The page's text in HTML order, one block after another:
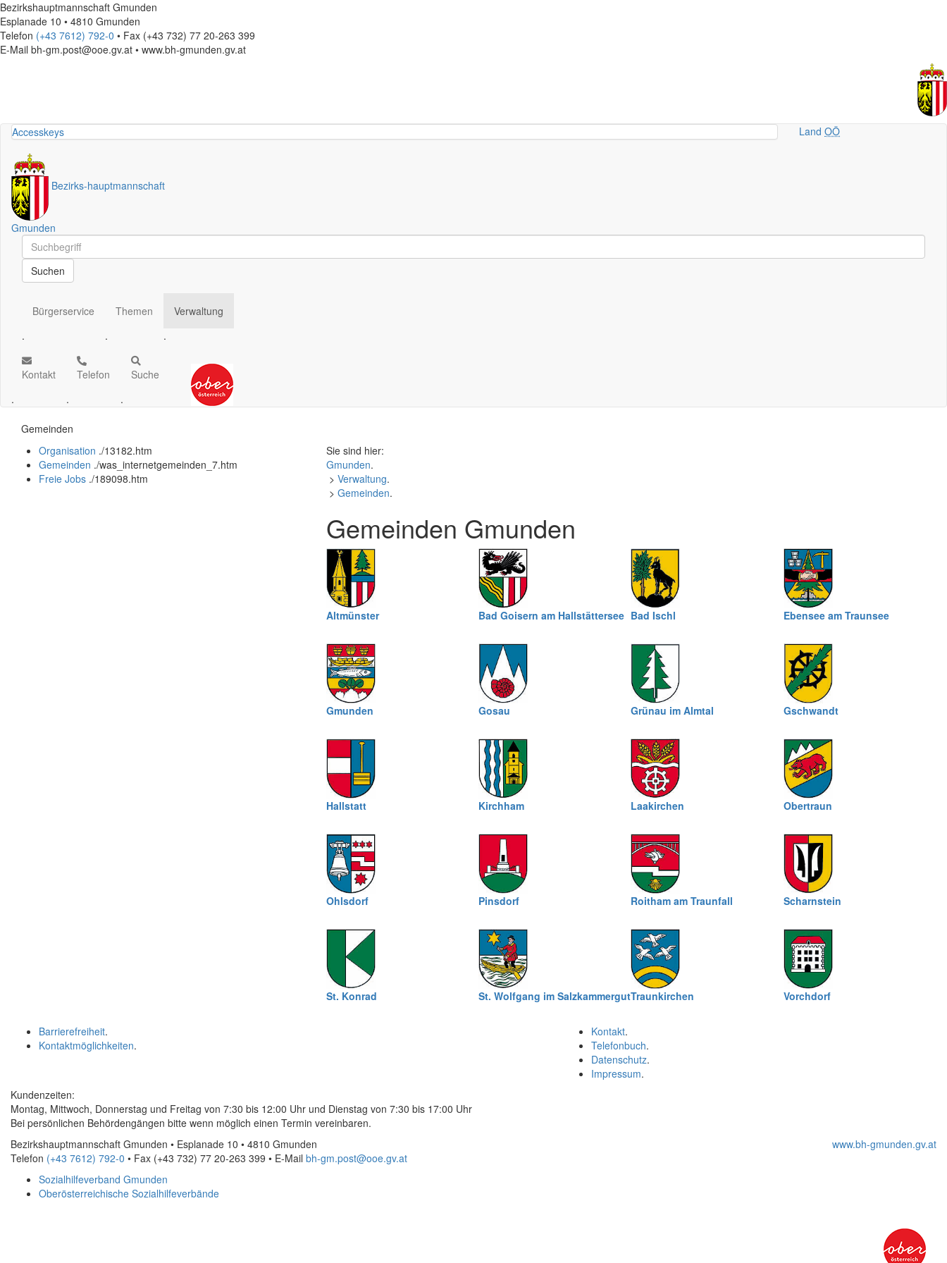
Bezirkshauptmannschaft Gmunden
Esplanade 10 • 4810 Gmunden
Telefon (+43 7612) 792-0 • Fax (+43 732) 77 20-263 399
E-Mail bh-gm.post@ooe.gv.at • www.bh-gmunden.gv.at
Accesskeys LandOÖ
Bezirks-hauptmannschaft
Gmunden
Schnellsuche
Schnellsuche
Suchen
Bürgerservice
.
Themen
.
Verwaltung
.
Kontakt
.
Telefon
.
Suche
.
Gemeinden
Organisation ./13182.htm
Gemeinden ./was_internetgemeinden_7.htm
Freie Jobs ./189098.htm
Sie sind hier:
Gmunden.
> Verwaltung.
> Gemeinden.
Gemeinden Gmunden
Altmünster Bad Goisern am Hallstättersee Bad Ischl Ebensee am Traunsee
Gmunden Gosau Grünau im Almtal Gschwandt
Hallstatt Kirchham Laakirchen Obertraun
Ohlsdorf Pinsdorf Roitham am Traunfall Scharnstein
St. Konrad St. Wolfgang im SalzkammergutTraunkirchen Vorchdorf
Kontakt.
Telefonbuch.
Datenschutz.
Impressum.
Barrierefreiheit.
Kontaktmöglichkeiten.
Kundenzeiten:
Montag, Mittwoch, Donnerstag und Freitag von 7:30 bis 12:00 Uhr und Dienstag von 7:30 bis 17:00 Uhr
Bei persönlichen Behördengängen bitte wenn möglich einen Termin vereinbaren.
Bezirkshauptmannschaft Gmunden • Esplanade 10 • 4810 Gmunden
Telefon (+43 7612) 792-0 • Fax (+43 732) 77 20-263 399 • E-Mail bh-gm.post@ooe.gv.at
www.bh-gmunden.gv.at
Sozialhilfeverband Gmunden
Oberösterreichische Sozialhilfeverbände